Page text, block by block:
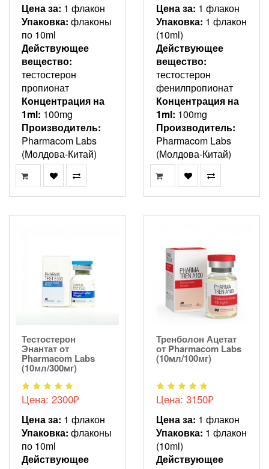
Цена за: 1 флакон
Упаковка: флаконы
по 10ml
Действующее
вещество:
тестостерон
пропионат
Концентрация на
1ml: 100mg
Производитель:
Pharmacom Labs
(Молдова-Китай)
Цена за: 1 флакон
Упаковка: 1 флакон
(10ml)
Действующее
вещество:
тестостерон
фенилпропионат
Концентрация на
1ml: 100mg
Производитель:
Pharmacom Labs
(Молдова-Китай)
Тестостерон
Энантат от
Pharmacom Labs
(10мл/300мг)
Цена: 2300₽
Цена за: 1 флакон
Упаковка: флаконы
по 10ml
Действующее
Тренболон Ацетат
от Pharmacom Labs
(10мл/100мг)
Цена: 3150₽
Цена за: 1 флакон
Упаковка: 1 флакон
(10ml)
Действующее